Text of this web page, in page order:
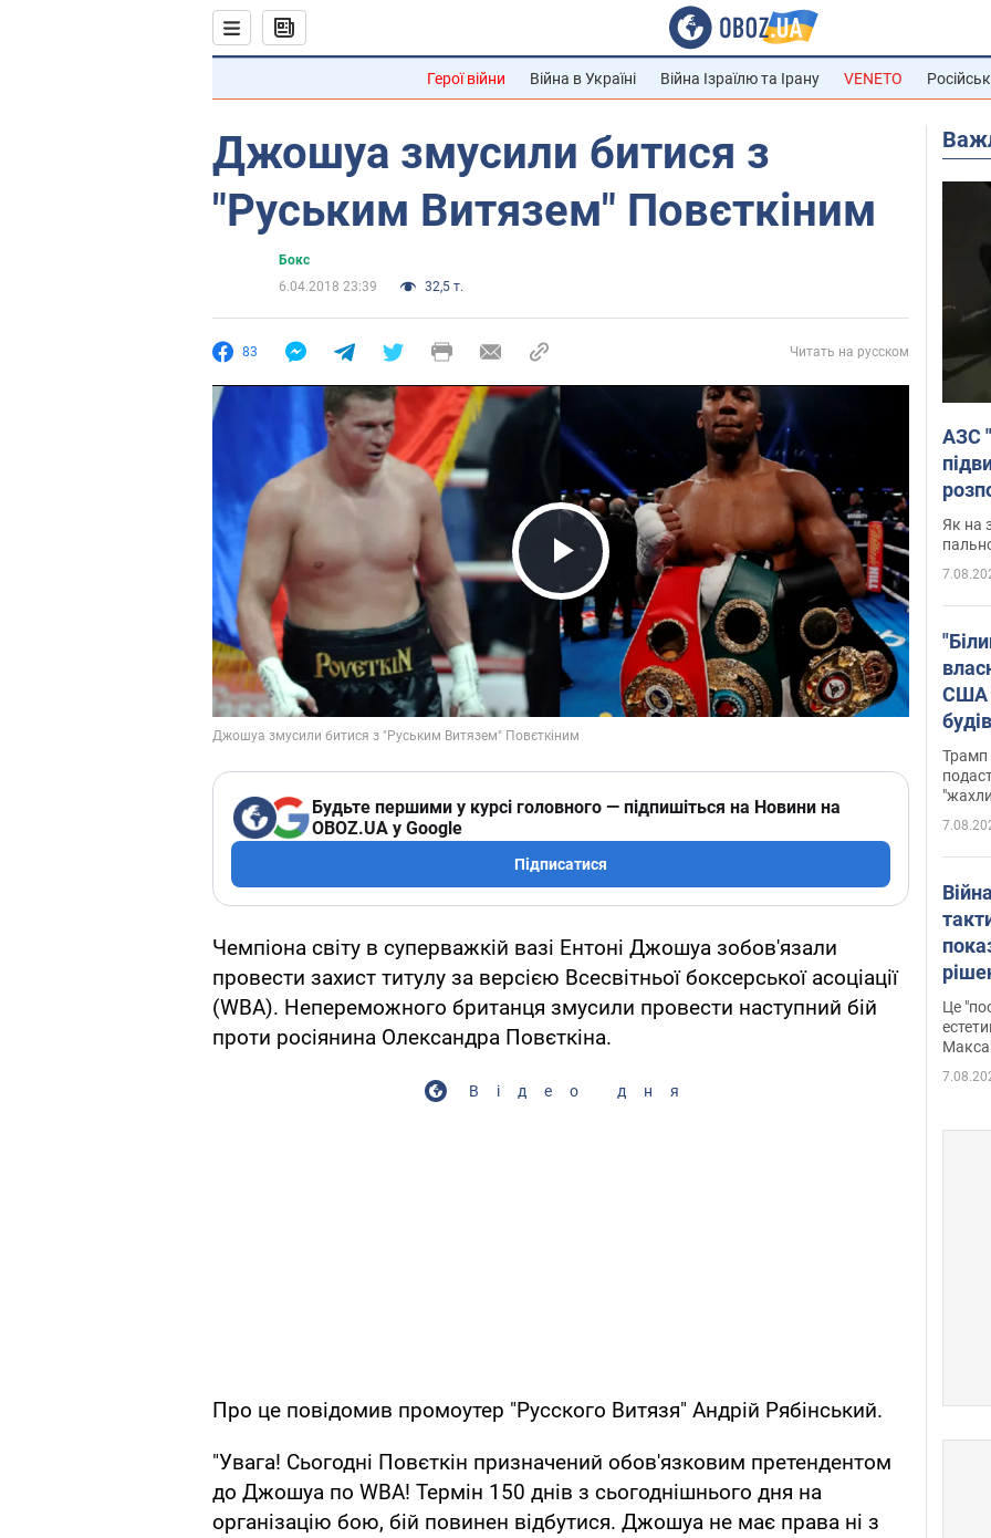
Герої війни Війна в Україні Війна Ізраїлю та Ірану VENETO
Джошуа змусили битися з
"Руським Витязем" Повєткіним
Бокс
6.04.2018 23:39
32,5 т.
83 Читать на русском
Play Video
Будьте першими у курсі головного — підпишіться на Новини на
OBOZ.UA у Google
Підписатися
Чемпіона світу в суперважкій вазі Ентоні Джошуа зобов'язали
провести захист титулу за версією Всесвітньої боксерської асоціації
(WBA). Непереможного британця змусили провести наступний бій
проти росіянина Олександра Повєткіна.
Відео дня
Про це повідомив промоутер "Русского Витязя" Андрій Рябінський.
"Увага! Сьогодні Повєткін призначений обов'язковим претендентом
до Джошуа по WBA! Термін 150 днів з сьогоднішнього дня на
організацію бою, бій повинен відбутися. Джошуа не має права ні з
АЗС
Як на
США
зали
Трамп
Фото
Це